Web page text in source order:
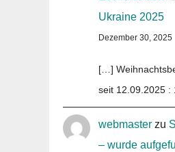
Ukraine 2025
Dezember 30, 2025
[…]
seit 12.09.2025
webmaster zu
– wurde